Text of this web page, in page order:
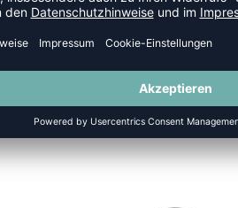
39,95€